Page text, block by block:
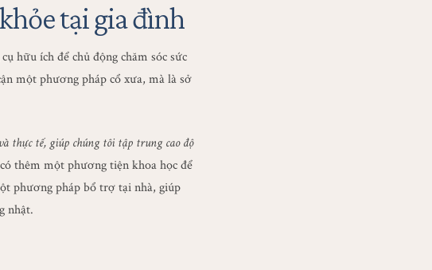
tại gia đình
hữu ích để chủ động chăm sóc sức
một phương pháp cổ xưa, mà là sở
thực tế, giúp chúng tôi tập trung cao độ
thêm một phương tiện khoa học để
phương pháp bổ trợ tại nhà, giúp
nhật.